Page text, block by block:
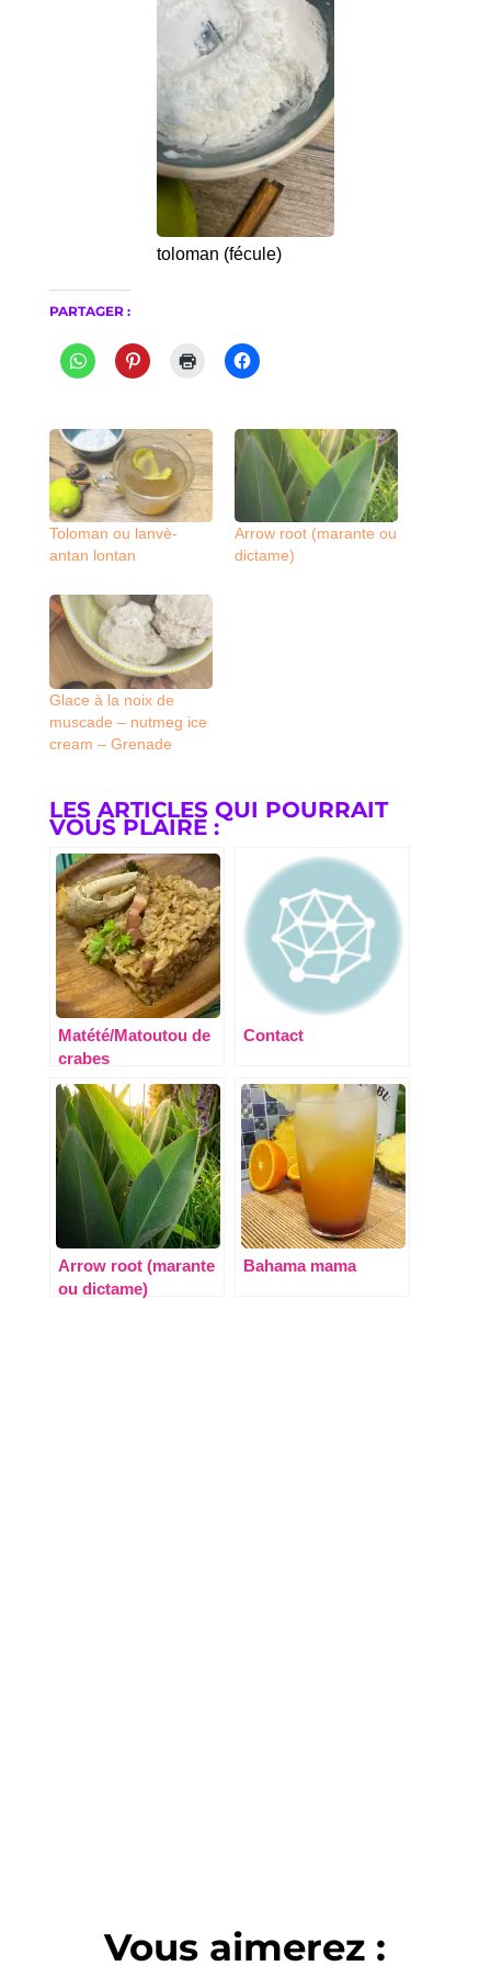
toloman (fécule)
PARTAGER :
Toloman ou lanvè-
antan lontan
Arrow root (marante ou
dictame)
Glace à la noix de
muscade – nutmeg ice
cream – Grenade
LES ARTICLES QUI POURRAIT
VOUS PLAIRE :
Matété/Matoutou de
crabes
Contact
Arrow root (marante
ou dictame)
Bahama mama
Vous aimerez :